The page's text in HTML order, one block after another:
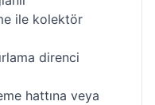
ile kolektör
direnci
hattına veya